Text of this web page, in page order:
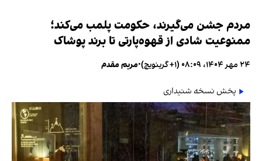
مردم جشن می‌گیرند، حکومت پلمب می‌کند؛
ممنوعیت شادی از قهوه‌پارتی تا برند پوشاک
۲۴ مهر ۱۴۰۴، ۰۸:۰۹ (‎+۱ گرینویچ) •مریم مقدم
پخش نسخه شنیداری